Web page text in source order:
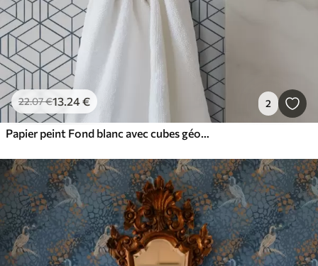
22.07€13.24€ 2
Papier peint Fond blanc avec cubes géométriques tridimensionnels bleus